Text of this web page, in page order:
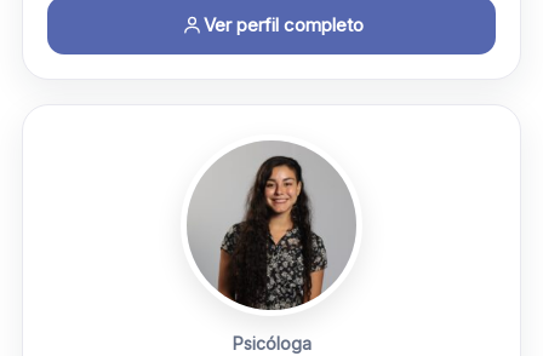
Ver perfil completo
Psicóloga